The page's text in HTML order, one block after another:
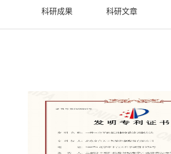
科研成果 科研文章